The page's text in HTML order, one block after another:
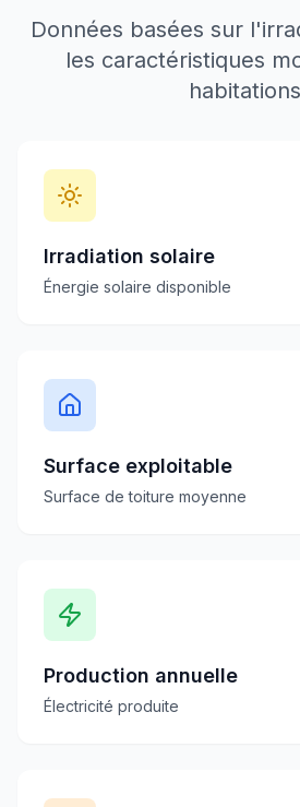
Données basées sur
les caractéristiques
habitations
Irradiation solaire
Énergie solaire disponible
Surface exploitable
Surface de toiture moyenne
Production annuelle
Électricité produite